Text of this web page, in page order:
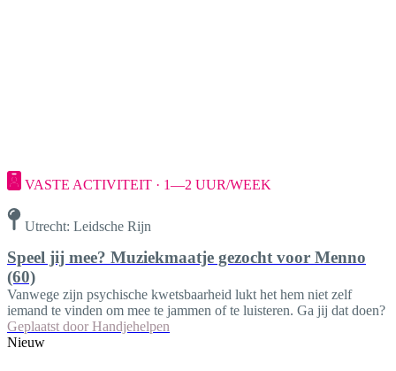
VASTE ACTIVITEIT · 1—2 UUR/WEEK
Utrecht: Leidsche Rijn
Speel jij mee? Muziekmaatje gezocht voor Menno
(60)
Vanwege zijn psychische kwetsbaarheid lukt het hem niet zelf
iemand te vinden om mee te jammen of te luisteren. Ga jij dat doen?
Geplaatst door Handjehelpen
Nieuw